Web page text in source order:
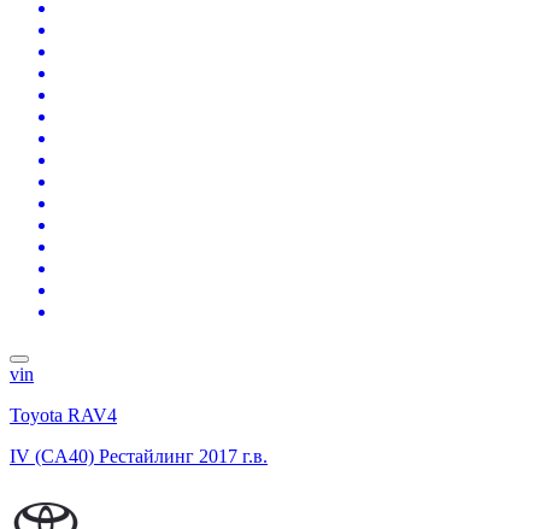
vin
Toyota RAV4
IV (CA40) Рестайлинг 2017 г.в.